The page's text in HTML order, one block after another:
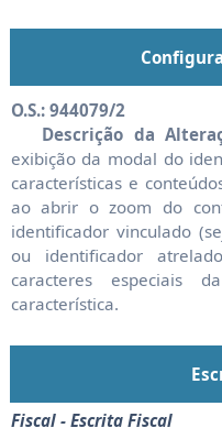
O.S.: 944079/2
Descrição da
exibição da modal do
características e
ao abrir o zoom do
identificador vinculado
ou identificador
caracteres especiais
característica.
Fiscal - Escrita Fiscal